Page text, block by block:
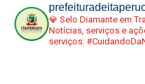
💎 Selo Diamante em
Notícias, serviços e
serviços: